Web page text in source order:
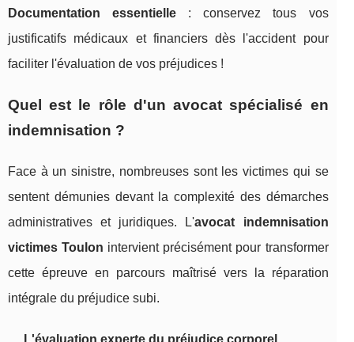
Documentation essentielle : conservez tous vos
justificatifs médicaux et financiers dès l'accident pour
faciliter l'évaluation de vos préjudices !
Quel est le rôle d'un avocat spécialisé en
indemnisation ?
Face à un sinistre, nombreuses sont les victimes qui se
sentent démunies devant la complexité des démarches
administratives et juridiques. L'avocat indemnisation
victimes Toulon intervient précisément pour transformer
cette épreuve en parcours maîtrisé vers la réparation
intégrale du préjudice subi.
L'évaluation experte du préjudice corporel